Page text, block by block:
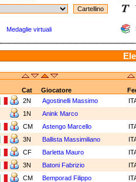
Medaglie virtuali
Cat Giocatore
2N Agostinelli Massimo
1N
Anink Marco
CM Astengo Marcello
3N Ballista Massimiliano
CF Barletta Mauro
3N Batoni Fabrizio
CM Bemporad Filippo